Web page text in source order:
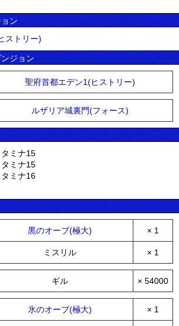
ン
ストリー)
ジョン
聖府首都エデン1(ヒストリー)
ルザリア城裏門(フォース)
ミナ15
ミナ15
ミナ16
黒のオーブ(極大) × 1
ミスリル × 1
ギル × 54000
氷のオーブ(極大) × 1